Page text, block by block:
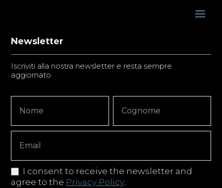
Newsletter
Iscriviti alla nostra newsletter e resta sempre
aggiornato
Signup
Copy
I consent to receive the newsletter and
agree to the Privacy Policy